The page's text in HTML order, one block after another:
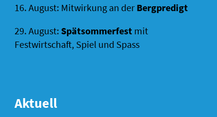
16. August: Mitwirkung an der Bergpredigt
29. August: Spätsommerfest mit
Festwirtschaft, Spiel und Spass
Aktuell